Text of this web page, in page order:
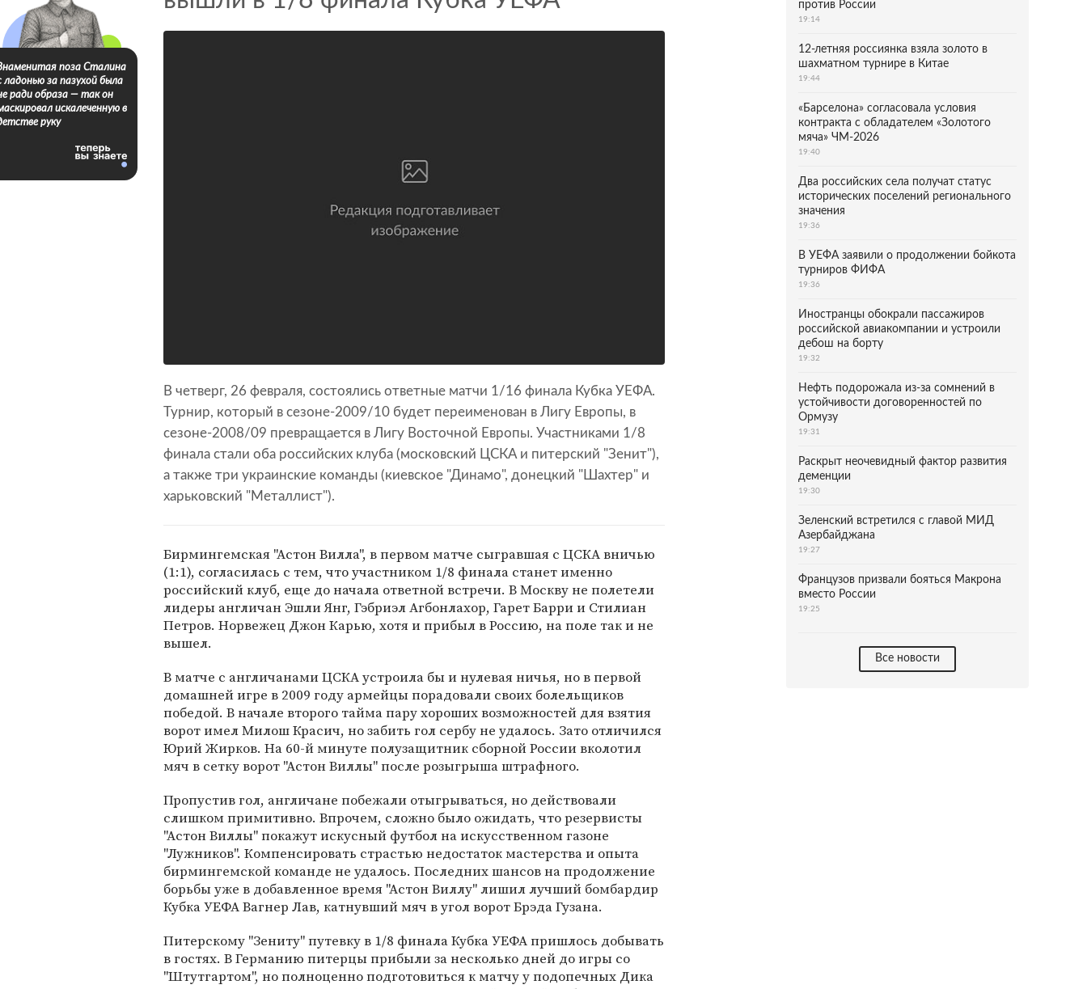
В четверг, 26 февраля, состоялись ответные матчи 1/16 финала Кубка УЕФА.
Турнир, который в сезоне-2009/10 будет переименован в Лигу Европы, в
сезоне-2008/09 превращается в Лигу Восточной Европы. Участниками 1/8
финала стали оба российских клуба (московский ЦСКА и питерский "Зенит"),
а также три украинские команды (киевское "Динамо", донецкий "Шахтер" и
харьковский "Металлист").
Бирмингемская "Астон Вилла", в первом матче сыгравшая с ЦСКА вничью
(1:1), согласилась с тем, что участником 1/8 финала станет именно
российский клуб, еще до начала ответной встречи. В Москву не полетели
лидеры англичан Эшли Янг, Гэбриэл Агбонлахор, Гарет Барри и Стилиан
Петров. Норвежец Джон Карью, хотя и прибыл в Россию, на поле так и не
вышел.
В матче с англичанами ЦСКА устроила бы и нулевая ничья, но в первой
домашней игре в 2009 году армейцы порадовали своих болельщиков
победой. В начале второго тайма пару хороших возможностей для взятия
ворот имел Милош Красич, но забить гол сербу не удалось. Зато отличился
Юрий Жирков. На 60-й минуте полузащитник сборной России вколотил
мяч в сетку ворот "Астон Виллы" после розыгрыша штрафного.
Пропустив гол, англичане побежали отыгрываться, но действовали
слишком примитивно. Впрочем, сложно было ожидать, что резервисты
"Астон Виллы" покажут искусный футбол на искусственном газоне
"Лужников". Компенсировать страстью недостаток мастерства и опыта
бирмингемской команде не удалось. Последних шансов на продолжение
борьбы уже в добавленное время "Астон Виллу" лишил лучший бомбардир
Кубка УЕФА Вагнер Лав, катнувший мяч в угол ворот Брэда Гузана.
Питерскому "Зениту" путевку в 1/8 финала Кубка УЕФА пришлось добывать
в гостях. В Германию питерцы прибыли за несколько дней до игры со
"Штутгартом", но полноценно подготовиться к матчу у подопечных Дика
поза Сталина
ладонью за пазухой была
ради образа — так он
искалеченную в
руку
против России
19:14
12-летняя россиянка взяла золото в
шахматном турнире в Китае
19:44
«Барселона» согласовала условия
контракта с обладателем «Золотого
мяча» ЧМ-2026
19:40
Два российских села получат статус
исторических поселений регионального
значения
19:36
В УЕФА заявили о продолжении бойкота
турниров ФИФА
19:36
Иностранцы обокрали пассажиров
российской авиакомпании и устроили
дебош на борту
19:32
Нефть подорожала из-за сомнений в
устойчивости договоренностей по
Ормузу
19:31
Раскрыт неочевидный фактор развития
деменции
19:30
Зеленский встретился с главой МИД
Азербайджана
19:27
Французов призвали бояться Макрона
вместо России
19:25
Все новости